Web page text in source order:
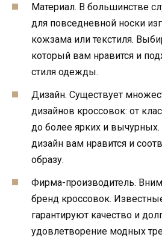
Материал. В большинстве
для повседневной носки
кожзама или текстиля.
который вам нравится и
стиля одежды.
Дизайн. Существует
дизайнов кроссовок: от
до более ярких и
дизайн вам нравится и
образу.
Фирма-производитель.
бренд кроссовок.
гарантируют качество и
удовлетворение модных